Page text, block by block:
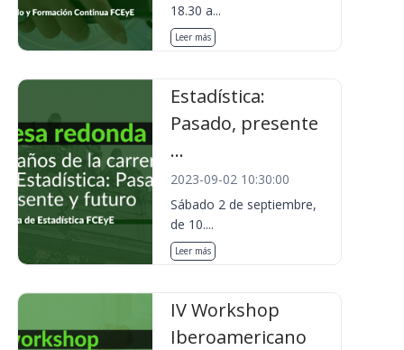
18.30 a...
Leer más
Estadística:
Pasado, presente
...
2023-09-02 10:30:00
Sábado 2 de septiembre,
de 10....
Leer más
IV Workshop
Iberoamericano